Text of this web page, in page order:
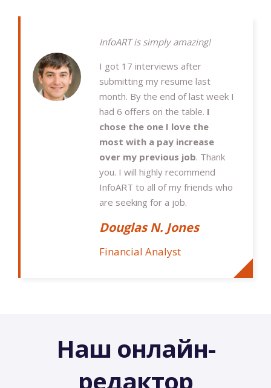
InfoART is simply amazing!
I got 17 interviews after
submitting my resume last
month. By the end of last week I
had 6 offers on the table. I
chose the one I love the
most with a pay increase
over my previous job. Thank
you. I will highly recommend
InfoART to all of my friends who
are seeking for a job.
Douglas N. Jones
Financial Analyst
Наш онлайн-
редактор